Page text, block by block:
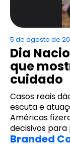
5 de agosto de
Dia
que
cuidado
Casos reais
escuta e
Américas
decisivos
Branded